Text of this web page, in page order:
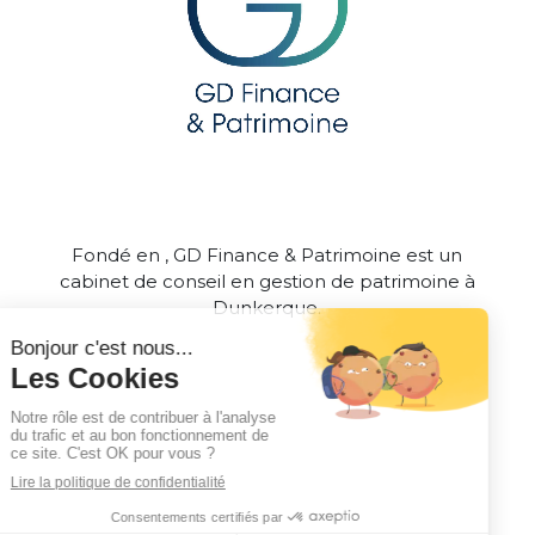
Fondé en , GD Finance & Patrimoine est un
cabinet de conseil en gestion de patrimoine à
Dunkerque.